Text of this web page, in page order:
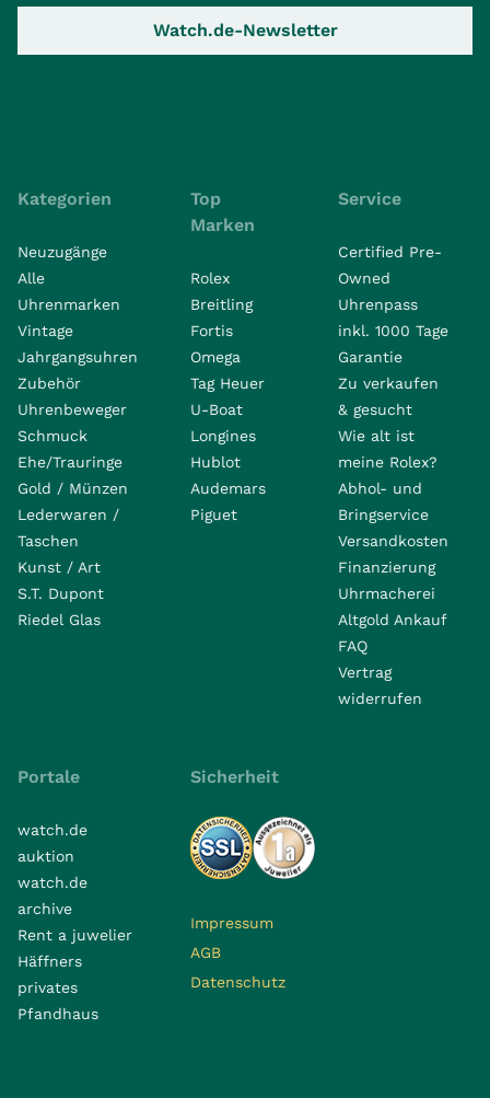
Watch.de-Newsletter
Kategorien
Neuzugänge
Alle
Uhrenmarken
Vintage
Jahrgangsuhren
Zubehör
Uhrenbeweger
Schmuck
Ehe/Trauringe
Gold / Münzen
Lederwaren /
Taschen
Kunst / Art
S.T. Dupont
Riedel Glas
Top
Marken
Rolex
Breitling
Fortis
Omega
Tag Heuer
U-Boat
Longines
Hublot
Audemars
Piguet
Service
Certified Pre-
Owned
Uhrenpass
inkl. 1000 Tage
Garantie
Zu verkaufen
& gesucht
Wie alt ist
meine Rolex?
Abhol- und
Bringservice
Versandkosten
Finanzierung
Uhrmacherei
Altgold Ankauf
FAQ
Vertrag
widerrufen
Portale
watch.de
auktion
watch.de
archive
Rent a juwelier
Häffners
privates
Pfandhaus
Sicherheit
Impressum
AGB
Datenschutz